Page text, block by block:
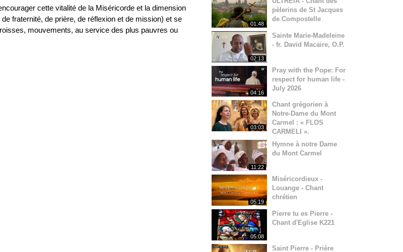
cette vitalité de la Miséricorde et la dimension
fraternité, de prière, de réflexion et de mission) et se
mouvements, au service des plus pauvres ou
01:48
pèlerins de St Jacques
de Compostelle
02:13
Sainte Marie-Madeleine
- fr. David Macaire, O.P.
04:16
Pray with the Pope: For
respect for human life -
July 2026
03:03
Chant grégorien à
Notre-Dame du Mont
Carmel : « FLOS
CARMELI ».
11:22
Hymne à notre Dame
du Mont Carmel
05:19
Miséricordieux -
Louange - Chant
chrétien
05:08
Pierre tu es Pierre -
Chant d'Eglise K221
Saint Pierre - Prière